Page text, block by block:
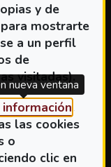
y de
mostrarte
a un perfil
de
visitadas).
información(Abre
.
las cookies
o
clic en
nueva ventana